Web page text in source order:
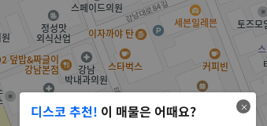
디스코 추천! 이 매물은 어때요?